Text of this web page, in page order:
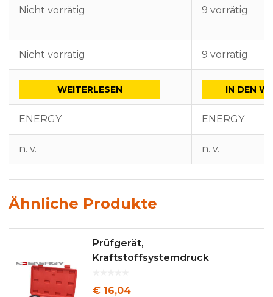
Nicht vorrätig 9 vorrätig
Nicht vorrätig 9 vorrätig
WEITERLESEN IN DEN
ENERGY ENERGY
n. v. n. v.
Ähnliche Produkte
Prüfgerät,
Kraftstoffsystemdruck
€ 16,04